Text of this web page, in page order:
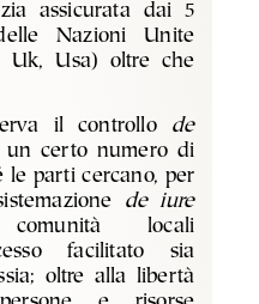
assicurata dai 5
Nazioni Unite
Uk, Usa) oltre che
il controllo de
certo numero di
le parti cercano, per
de iure
locali
facilitato sia
oltre alla libertà